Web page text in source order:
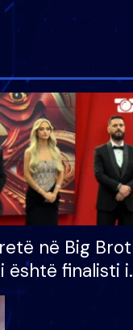
në Big
është finalisti i
lë shtëpinë